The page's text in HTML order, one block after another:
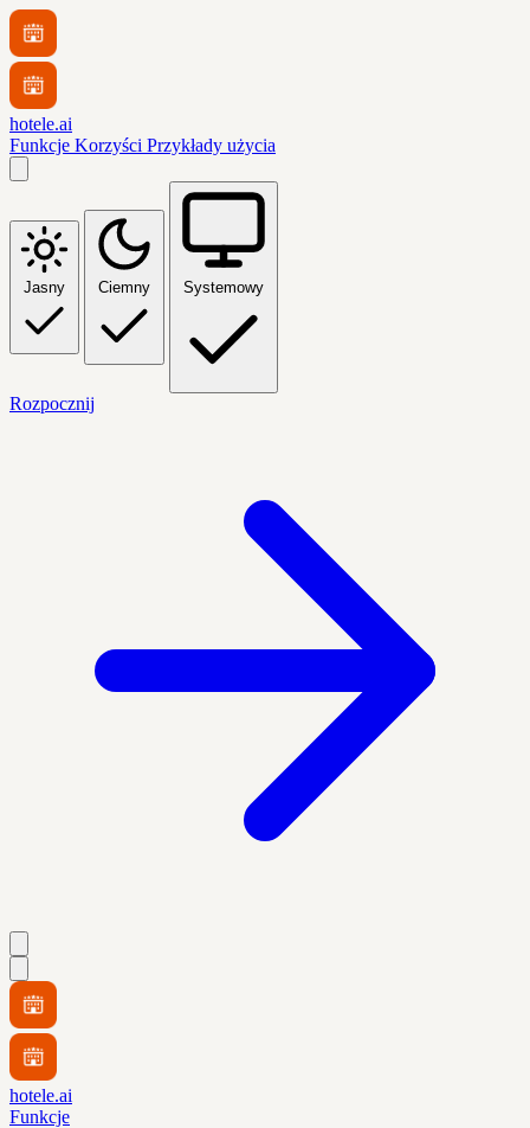
hotele.ai
Funkcje Korzyści Przykłady użycia
Jasny Ciemny Systemowy
Rozpocznij
hotele.ai
Funkcje